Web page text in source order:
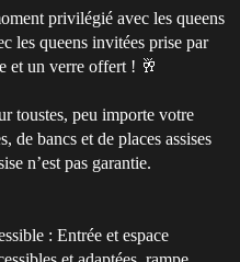
privilégié avec les queens
les queens invitées prise par
et un verre offert ! 🥂
toustes, peu importe votre
de bancs et de places assises
n’est pas garantie.
: Entrée et espace